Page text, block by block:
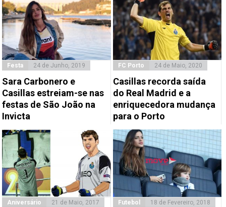
Festa 24 de Junho, 2019
Sara Carbonero e
Casillas estreiam-se nas
festas de São João na
Invicta
FC Porto 24 de Maio, 2020
Casillas recorda saída
do Real Madrid e a
enriquecedora mudança
para o Porto
Aniversário 21 de Maio, 2017 Futebol 18 de Fevereiro, 2018